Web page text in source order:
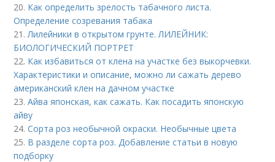
20. Как определить зрелость табачного листа.
Определение созревания табака
21.Лилейники в открытом грунте. ЛИЛЕЙНИК:
БИОЛОГИЧЕСКИЙ ПОРТРЕТ
22. Как избавиться от клена на участке без выкорчевки.
Характеристики и описание, можно ли сажать дерево
американский клен на дачном участке
23.Айва японская, как сажать. Как посадить японскую
айву
24.Сорта роз необычной окраски. Необычные цвета
25. В разделе сорта роз. Добавление статьи в новую
подборку